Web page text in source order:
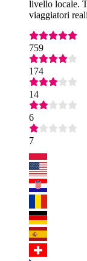
livello locale.
viaggiatori
759
174
14
6
7